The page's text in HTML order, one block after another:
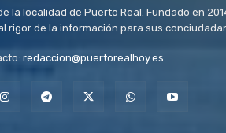
la localidad de Puerto Real. Fundado en
rigor de la información para sus
redaccion@puertorealhoy.es